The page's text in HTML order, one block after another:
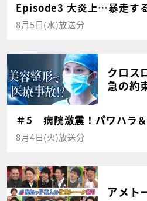
Episode3 大炎上…暴走す
8月5日(水)放送分
クロス
急の約
＃5 病院激震！パワハラ
8月4日(火)放送分
アメト